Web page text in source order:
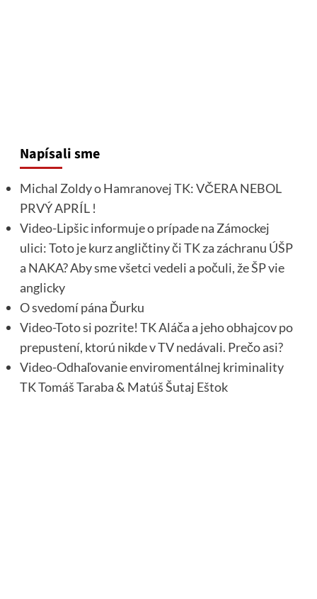
Napísali sme
Michal Zoldy o Hamranovej TK: VČERA NEBOL
PRVÝ APRÍL !
Video-Lipšic informuje o prípade na Zámockej
ulici: Toto je kurz angličtiny či TK za záchranu ÚŠP
a NAKA? Aby sme všetci vedeli a počuli, že ŠP vie
anglicky
O svedomí pána Ďurku
Video-Toto si pozrite! TK Aláča a jeho obhajcov po
prepustení, ktorú nikde v TV nedávali. Prečo asi?
Video-Odhaľovanie enviromentálnej kriminality
TK Tomáš Taraba & Matúš Šutaj Eštok